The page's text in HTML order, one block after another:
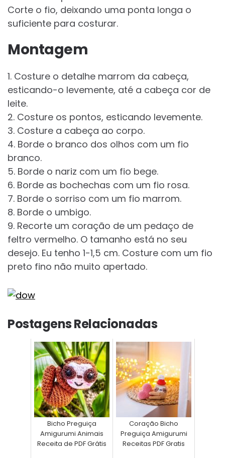
Corte o fio, deixando uma ponta longa o
suficiente para costurar.
Montagem
1. Costure o detalhe marrom da cabeça,
esticando-o levemente, até a cabeça cor de
leite.
2. Costure os pontos, esticando levemente.
3. Costure a cabeça ao corpo.
4. Borde o branco dos olhos com um fio
branco.
5. Borde o nariz com um fio bege.
6. Borde as bochechas com um fio rosa.
7. Borde o sorriso com um fio marrom.
8. Borde o umbigo.
9. Recorte um coração de um pedaço de
feltro vermelho. O tamanho está no seu
desejo. Eu tenho 1-1,5 cm. Costure com um fio
preto fino não muito apertado.
Postagens Relacionadas
Bicho Preguiça
Amigurumi Animais
Receita de PDF Grátis
Coração Bicho
Preguiça Amigurumi
Receitas PDF Gratis